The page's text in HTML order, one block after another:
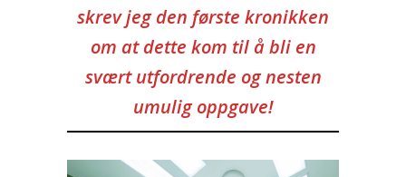
skrev jeg den første kronikken
om at dette kom til å bli en
svært utfordrende og nesten
umulig oppgave!